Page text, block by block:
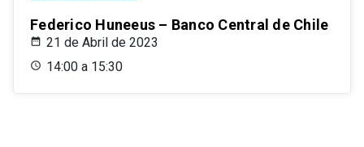
Federico Huneeus – Banco Central de Chile
21 de Abril de 2023
14:00 a 15:30